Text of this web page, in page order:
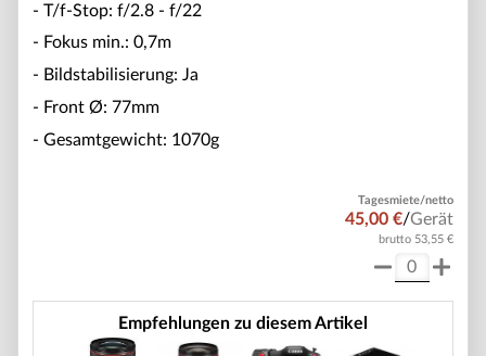
- T/f-Stop: f/2.8 - f/22
- Fokus min.: 0,7m
- Bildstabilisierung: Ja
- Front Ø: 77mm
- Gesamtgewicht: 1070g
Empfehlungen zu diesem Artikel
Tagesmiete/netto
45,00 €/Gerät
brutto 53,55 €